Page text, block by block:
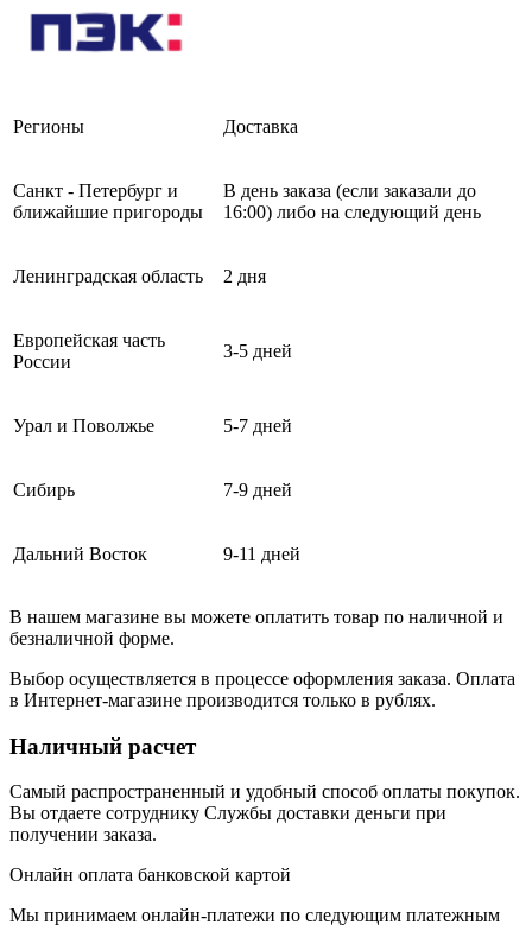
Регионы Доставка
Санкт - Петербург и
ближайшие пригороды
В день заказа (если заказали до
16:00) либо на следующий день
Ленинградская область 2 дня
Европейская часть
России
3-5 дней
Урал и Поволжье 5-7 дней
Сибирь 7-9 дней
Дальний Восток 9-11 дней
В нашем магазине вы можете оплатить товар по наличной и
безналичной форме.
Выбор осуществляется в процессе оформления заказа. Оплата
в Интернет-магазине производится только в рублях.
Наличный расчет
Самый распространенный и удобный способ оплаты покупок.
Вы отдаете сотруднику Службы доставки деньги при
получении заказа.
Онлайн оплата банковской картой
Мы принимаем онлайн-платежи по cледующим платежным